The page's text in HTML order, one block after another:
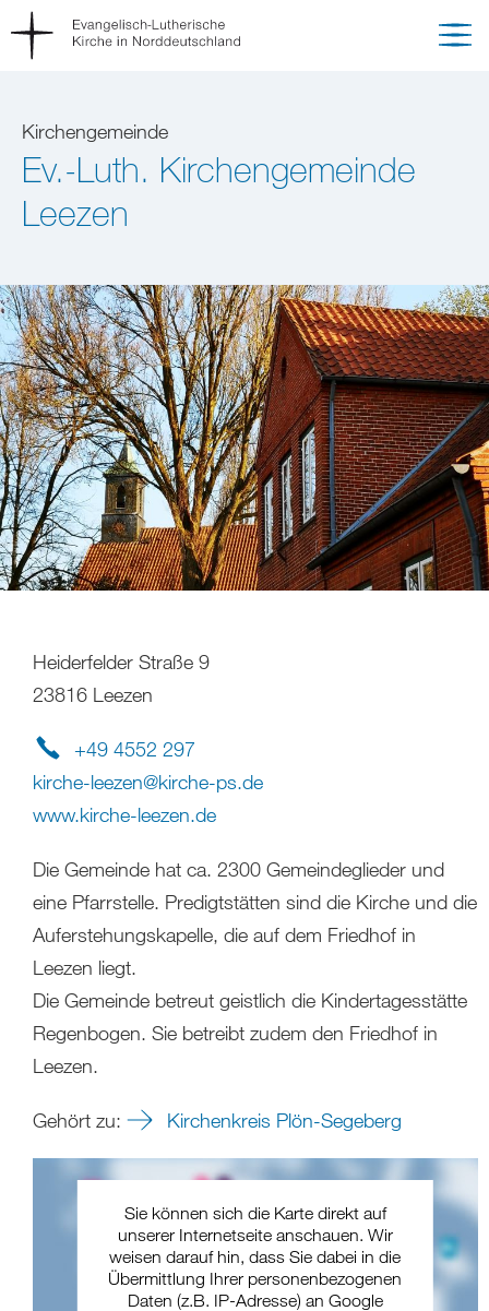
Kirchengemeinde
Ev.-Luth. Kirchengemeinde
Leezen
Heiderfelder Straße 9
23816 Leezen
+49 4552 297
kirche-leezen@kirche-ps.de
www.kirche-leezen.de
Die Gemeinde hat ca. 2300 Gemeindeglieder und
eine Pfarrstelle. Predigtstätten sind die Kirche und die
Auferstehungskapelle, die auf dem Friedhof in
Leezen liegt.
Die Gemeinde betreut geistlich die Kindertagesstätte
Regenbogen. Sie betreibt zudem den Friedhof in
Leezen.
Gehört zu: Kirchenkreis Plön-Segeberg
Sie können sich die Karte direkt auf
unserer Internetseite anschauen. Wir
weisen darauf hin, dass Sie dabei in die
Übermittlung Ihrer personenbezogenen
Daten (z.B. IP-Adresse) an Google